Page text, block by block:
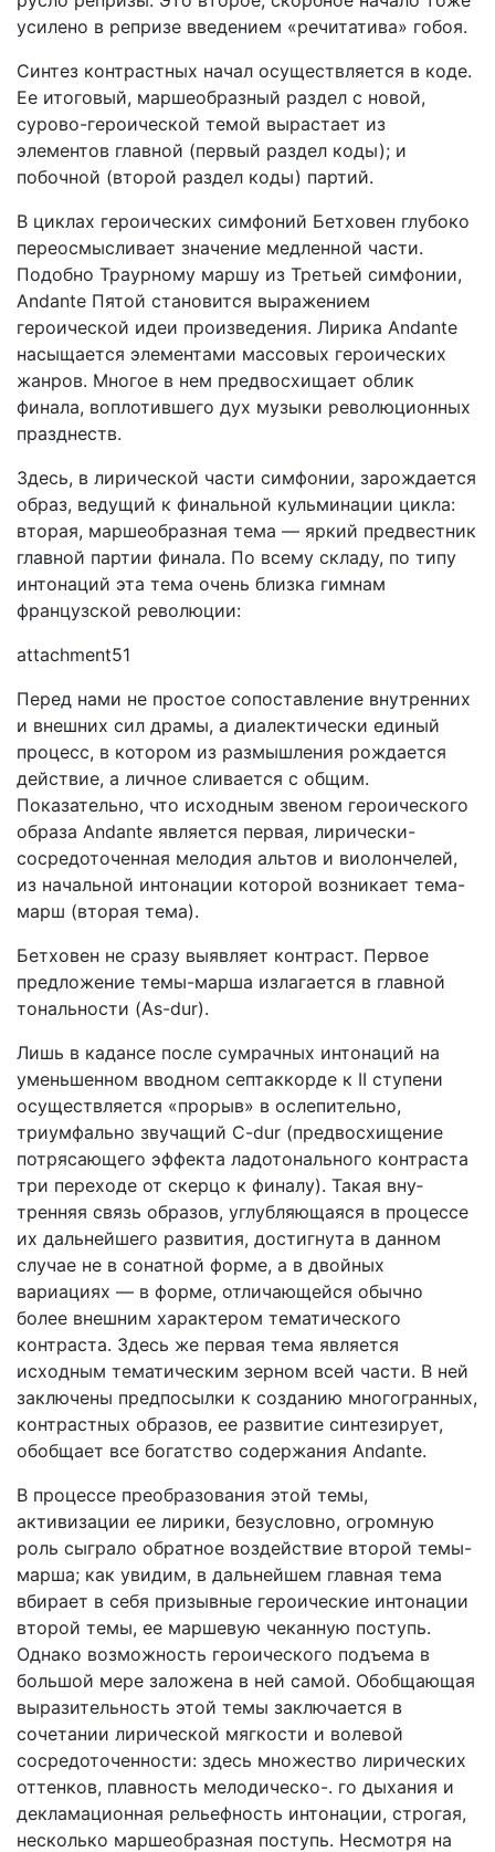
усилено в репризе введением «речитатива» гобоя.
Синтез контрастных начал осуществляется в коде.
Ее ито­говый, маршеобразный раздел с новой,
сурово-героической темой вырастает из
элементов главной (первый раздел коды); и
побочной (второй раздел коды) партий.
В циклах героических симфоний Бетховен глубоко
переос­мысливает значение медленной части.
Подобно Траурному маршу из Третьей симфонии,
Andante Пятой становится вы­ражением
героической идеи произведения. Лирика Andante
насыщается элементами массовых героических
жанров. Мно­гое в нем предвосхищает облик
финала, воплотившего дух музыки революционных
празднеств.
Здесь, в лирической части симфонии, зарождается
образ, ведущий к финальной кульминации цикла:
вторая, маршеобразная тема — яркий предвестник
главной партии финала. По всему складу, по типу
интонаций эта тема очень близка гимнам
французской революции:
attachment51
Перед нами не простое сопоставление внутренних
и внеш­них сил драмы, а диалектически единый
процесс, в котором из размышления рождается
действие, а личное сливается с общим.
Показательно, что исходным звеном героического
об­раза Andante является первая, лирически-
сосредоточенная мелодия альтов и виолончелей,
из начальной интонации ко­торой возникает тема-
марш (вторая тема).
Бетховен не сразу выявляет контраст. Первое
предложе­ние темы-марша излагается в главной
тональности (As-dur).
Лишь в кадансе после сумрачных интонаций на
умень­шенном вводном септаккорде к II ступени
осуществляется «прорыв» в ослепительно,
триумфально звучащий C-dur (предвосхищение
потрясающего эффекта ладотонального контраста
три переходе от скерцо к финалу). Такая вну­
тренняя связь образов, углубляющаяся в процессе
их даль­нейшего развития, достигнута в данном
случае не в сонатной форме, а в двойных
вариациях — в форме, отличающейся обычно
более внешним характером тематического
контраста. Здесь же первая тема является
исходным тематическим зер­ном всей части. В ней
заключены предпосылки к созданию многогранных,
контрастных образов, ее развитие синтезирует,
обобщает все богатство содержания Andante.
В процессе преобразования этой темы,
активизации ее ли­рики, безусловно, огромную
роль сыграло обратное воздейст­вие второй темы-
марша; как увидим, в дальнейшем главная тема
вбирает в себя призывные героические интонации
второй темы, ее маршевую чеканную поступь.
Однако возможность героического подъема в
большой мере заложена в ней са­мой. Обобщающая
выразительность этой темы заключается в
сочетании лирической мягкости и волевой
сосредоточенности: здесь множество лирических
оттенков, плавность мелодическо-. го дыхания и
декламационная рельефность интонации, стро­гая,
несколько маршеобразная поступь. Несмотря на